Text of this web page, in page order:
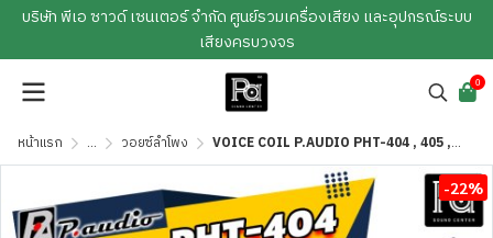
บริษัท พีเอ ซาวด์ เซนเตอร์ จำกัด ศูนย์รวมเครื่องเสียง และอุปกรณ์ระบบ
เสียงครบวงจร
0
หน้าแรก ... วอยซ์ลำโพง VOICE COIL P.AUDIO PHT-404 , 405 ,408 วอยซ์เสียงแหลม
-22%